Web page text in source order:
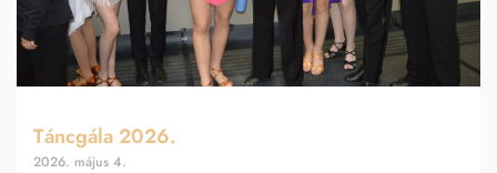
Táncgála 2026.
2026. május 4.